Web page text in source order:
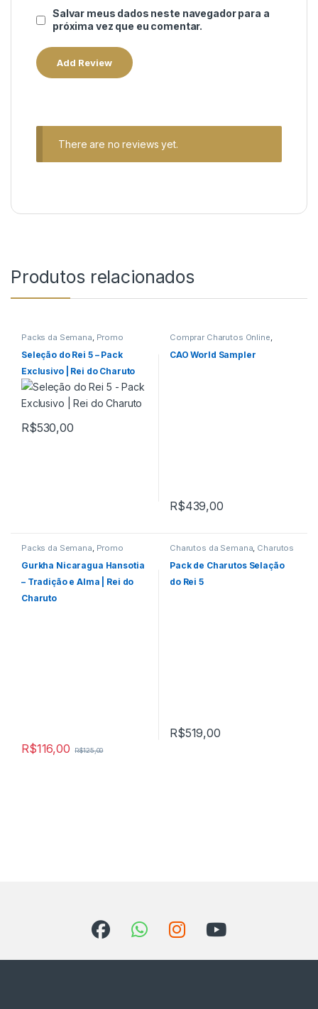
Salvar meus dados neste navegador para a
próxima vez que eu comentar.
There are no reviews yet.
Produtos relacionados
Packs da Semana, Promo
Seleção do Rei 5 – Pack
Exclusivo | Rei do Charuto
R$530,00
Comprar Charutos Online,
Página,Promo Da Semana
CAO World Sampler
R$439,00
Packs da Semana Promo
Gurkha Nicaragua Hansotia
– Tradição e Alma | Rei do
Charuto
R$116,00 R$125,00
Charutos da Semana Charutos
Packs da Semana
Primeira Página
Pack de Charutos Selação
do Rei 5
R$519,00